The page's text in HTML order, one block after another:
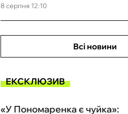
8 серпня 12:10
Всі новини
ЕКСКЛЮЗИВ
«У Пономаренка є чуйка»: